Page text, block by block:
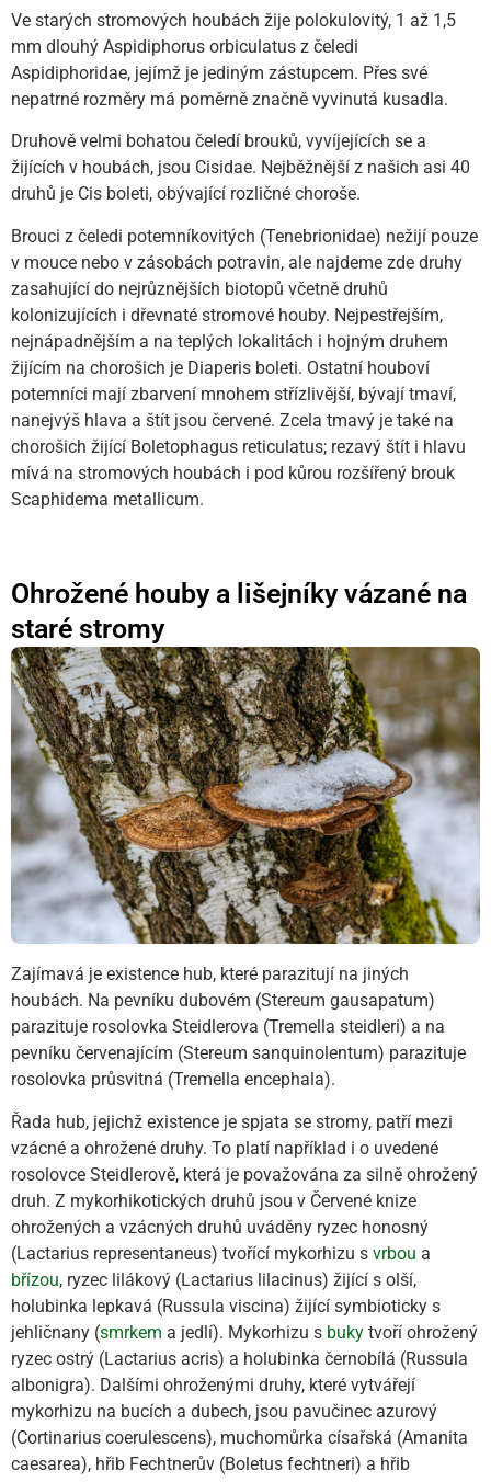
Ve starých stromových houbách žije polokulovitý, 1 až 1,5
mm dlouhý Aspidiphorus orbiculatus z čeledi
Aspidiphoridae, jejímž je jediným zástupcem. Přes své
nepatrné rozměry má poměrně značně vyvinutá kusadla.
Druhově velmi bohatou čeledí brouků, vyvíjejících se a
žijících v houbách, jsou Cisidae. Nejběžnější z našich asi 40
druhů je Cis boleti, obývající rozličné choroše.
Brouci z čeledi potemníkovitých (Tenebrionidae) nežijí pouze
v mouce nebo v zásobách potravin, ale najdeme zde druhy
zasahující do nejrůznějších biotopů včetně druhů
kolonizujících i dřevnaté stromové houby. Nejpestřejším,
nejnápadnějším a na teplých lokalitách i hojným druhem
žijícím na chorošich je Diaperis boleti. Ostatní houboví
potemníci mají zbarvení mnohem střízlivější, bývají tmaví,
nanejvýš hlava a štít jsou červené. Zcela tmavý je také na
chorošich žijící Boletophagus reticulatus; rezavý štít i hlavu
mívá na stromových houbách i pod kůrou rozšířený brouk
Scaphidema metallicum.
Ohrožené houby a lišejníky vázané na
staré stromy
Zajímavá je existence hub, které parazitují na jiných
houbách. Na pevníku dubovém (Stereum gausapatum)
parazituje rosolovka Steidlerova (Tremella steidleri) a na
pevníku červenajícím (Stereum sanquinolentum) parazituje
rosolovka průsvitná (Tremella encephala).
Řada hub, jejichž existence je spjata se stromy, patří mezi
vzácné a ohrožené druhy. To platí například i o uvedené
rosolovce Steidlerově, která je považována za silně ohrožený
druh. Z mykorhikotických druhů jsou v Červené knize
ohrožených a vzácných druhů uváděny ryzec honosný
(Lactarius representaneus) tvořící mykorhizu s vrbou a
břízou, ryzec lilákový (Lactarius lilacinus) žijící s olší,
holubinka lepkavá (Russula viscina) žijící symbioticky s
jehličnany (smrkem a jedlí). Mykorhizu s buky tvoří ohrožený
ryzec ostrý (Lactarius acris) a holubinka černobílá (Russula
albonigra). Dalšími ohroženými druhy, které vytvářejí
mykorhizu na bucích a dubech, jsou pavučinec azurový
(Cortinarius coerulescens), muchomůrka císařská (Amanita
caesarea), hřib Fechtnerův (Boletus fechtneri) a hřib